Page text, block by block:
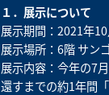
１．展示について
展示期間：2021年
展示場所：6階 サン
展示内容：今年の7
還すまでの約1年間